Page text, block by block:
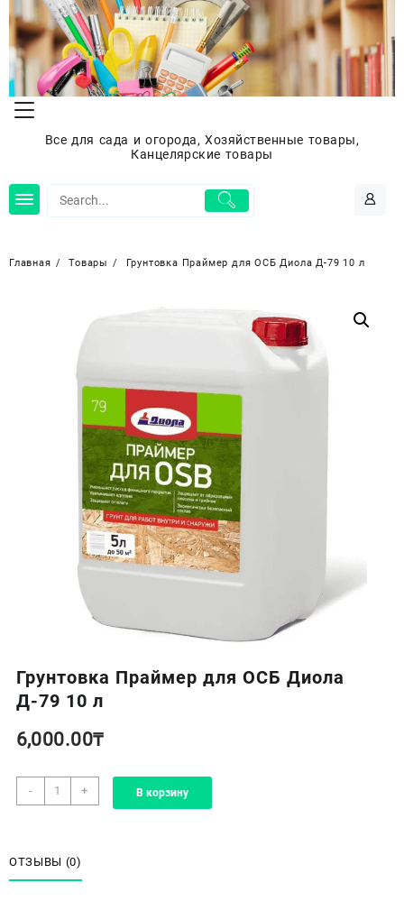
Перейти
содержимому
Все для сада и огорода, Хозяйственные товары,
Канцелярские товары
Главная Товары Грунтовка Праймер для ОСБ Диола Д-79 10 л
Грунтовка Праймер для ОСБ Диола
Д-79 10 л
6,000.00₸
-
Количество
товара
для
ОСБ
+ В корзину
ОТЗЫВЫ (0)